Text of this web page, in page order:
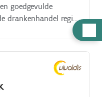
goedgevulde
drankenhandel regio
C die meer is dan
visitekaartje dat de
van hun voorraad.
sociaal contact en de